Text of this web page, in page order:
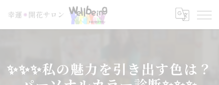
✨✨✨私の魅力を引き出す色は？